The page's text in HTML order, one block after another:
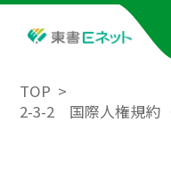
TOP
2-3-2 国際人権規約